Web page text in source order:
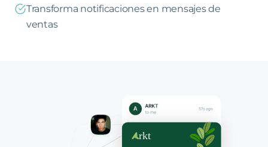
Transforma notificaciones en mensajes de
ventas